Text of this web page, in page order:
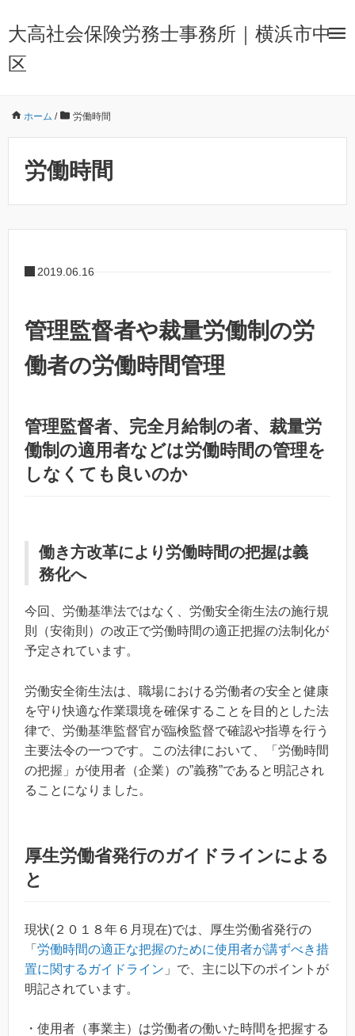
大高社会保険労務士事務所｜横浜市中
区
ホーム / 労働時間
労働時間
2019.06.16
管理監督者や裁量労働制の労
働者の労働時間管理
管理監督者、完全月給制の者、裁量労
働制の適用者などは労働時間の管理を
しなくても良いのか
働き方改革により労働時間の把握は義
務化へ
今回、労働基準法ではなく、労働安全衛生法の施行規
則（安衛則）の改正で労働時間の適正把握の法制化が
予定されています。
労働安全衛生法は、職場における労働者の安全と健康
を守り快適な作業環境を確保することを目的とした法
律で、労働基準監督官が臨検監督で確認や指導を行う
主要法令の一つです。この法律において、「労働時間
の把握」が使用者（企業）の”義務”であると明記され
ることになりました。
厚生労働省発行のガイドラインによる
と
現状(２０１８年６月現在)では、厚生労働省発行の
「 労働時間の適正な把握のために使用者が講ずべき措
置に関するガイドライン 」で、主に以下のポイントが
明記されています。
・使用者（事業主）は労働者の働いた時間を把握する